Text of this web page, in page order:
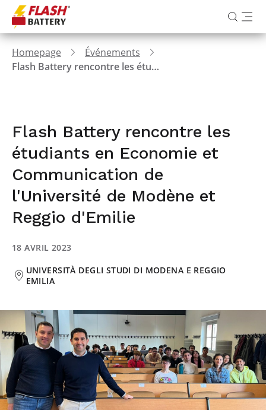
Homepage
Événements
Flash Battery rencontre les étudiants en Economie et Communication de l'Université de Modène et Reggio d'Emilie
Flash Battery rencontre les
étudiants en Economie et
Communication de
l'Université de Modène et
Reggio d'Emilie
18 AVRIL 2023
UNIVERSITÀ DEGLI STUDI DI MODENA E REGGIO
EMILIA